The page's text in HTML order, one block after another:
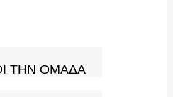
ΤΗΝ ΟΜΑΔΑ